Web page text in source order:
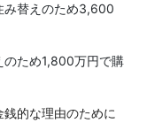
み替えのため3,600
ため1,800万円で購
的な理由のために